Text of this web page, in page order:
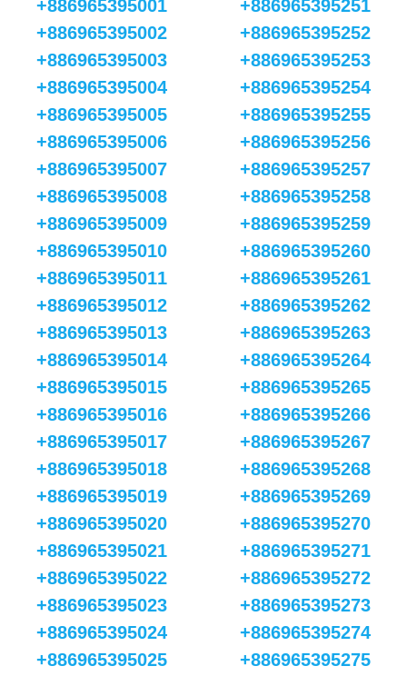
+886965395001
+886965395002
+886965395003
+886965395004
+886965395005
+886965395006
+886965395007
+886965395008
+886965395009
+886965395010
+886965395011
+886965395012
+886965395013
+886965395014
+886965395015
+886965395016
+886965395017
+886965395018
+886965395019
+886965395020
+886965395021
+886965395022
+886965395023
+886965395024
+886965395025
+886965395251
+886965395252
+886965395253
+886965395254
+886965395255
+886965395256
+886965395257
+886965395258
+886965395259
+886965395260
+886965395261
+886965395262
+886965395263
+886965395264
+886965395265
+886965395266
+886965395267
+886965395268
+886965395269
+886965395270
+886965395271
+886965395272
+886965395273
+886965395274
+886965395275